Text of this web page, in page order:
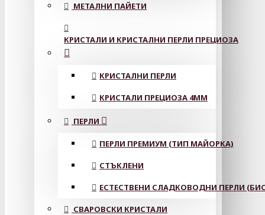
МЕТАЛНИ ПАЙЕТИ
КРИСТАЛИ И КРИСТАЛНИ ПЕРЛИ ПРЕЦИОЗА
КРИСТАЛНИ ПЕРЛИ
КРИСТАЛИ ПРЕЦИОЗА 4ММ
ПЕРЛИ
ПЕРЛИ ПРЕМИУМ (ТИП МАЙОРКА)
СТЪКЛЕНИ
ЕСТЕСТВЕНИ СЛАДКОВОДНИ ПЕРЛИ
СВАРОВСКИ КРИСТАЛИ